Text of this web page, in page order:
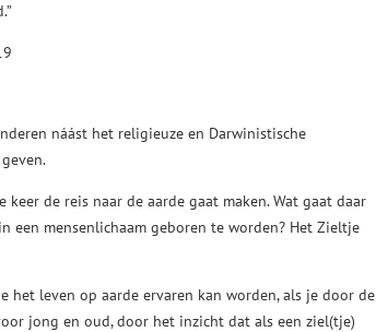
náást het religieuze en Darwinistische
de reis naar de aarde gaat maken. Wat gaat daar
een mensenlichaam geboren te worden? Het Zieltje
leven op aarde ervaren kan worden, als je door de
jong en oud, door het inzicht dat als een ziel(tje)